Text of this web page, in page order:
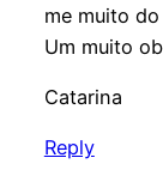
me muito
Um muito
Catarina
Reply